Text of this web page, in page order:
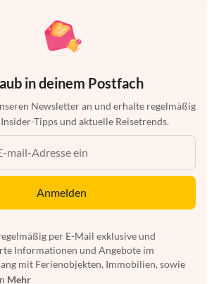
in deinem Postfach
Newsletter an und erhalte regelmäßig
Tipps und aktuelle Reisetrends.
Anmelden
per E-Mail exklusive und
Informationen und Angebote im
mit Ferienobjekten, Immobilien, sowie
Mehr